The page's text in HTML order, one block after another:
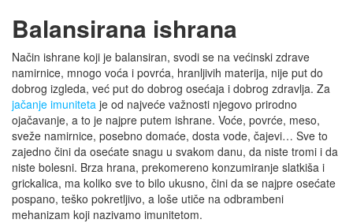
Balansirana ishrana
Način ishrane koji je balansiran, svodi se na većinski zdrave
namirnice, mnogo voća i povrća, hranljivih materija, nije put do
dobrog izgleda, već put do dobrog osećaja i dobrog zdravlja. Za
jačanje imuniteta je od najveće važnosti njegovo prirodno
ojačavanje, a to je najpre putem ishrane. Voće, povrće, meso,
sveže namirnice, posebno domaće, dosta vode, čajevi… Sve to
zajedno čini da osećate snagu u svakom danu, da niste tromi i da
niste bolesni. Brza hrana, prekomereno konzumiranje slatkiša i
grickalica, ma koliko sve to bilo ukusno, čini da se najpre osećate
pospano, teško pokretljivo, a loše utiče na odbrambeni
mehanizam koji nazivamo imunitetom.